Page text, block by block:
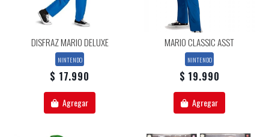
DISFRAZ MARIO DELUXE
NINTENDO
$ 17.990
Agregar
MARIO CLASSIC ASST
NINTENDO
$ 19.990
Agregar